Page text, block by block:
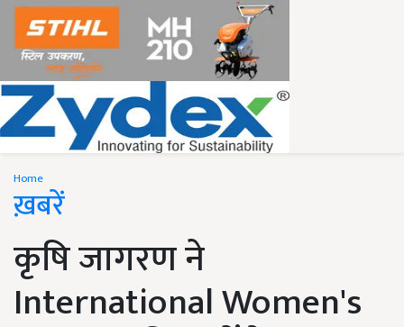
Home
ख़बरें
कृषि जागरण ने
International Women's